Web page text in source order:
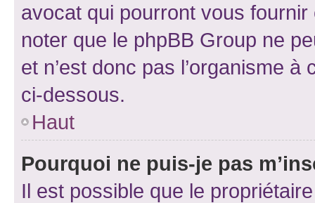
avocat qui pourront vous
noter que le phpBB Group ne
et n’est donc pas l’organisme
ci-dessous.
Haut
Pourquoi ne puis-je pas
Il est possible que le